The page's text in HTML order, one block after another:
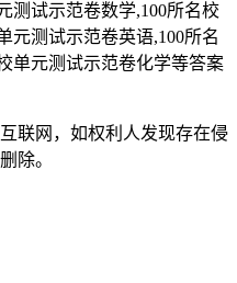
测试示范卷数学,100所名校
元测试示范卷英语,100所名
单元测试示范卷化学等答案
联网，如权利人发现存在侵
除。